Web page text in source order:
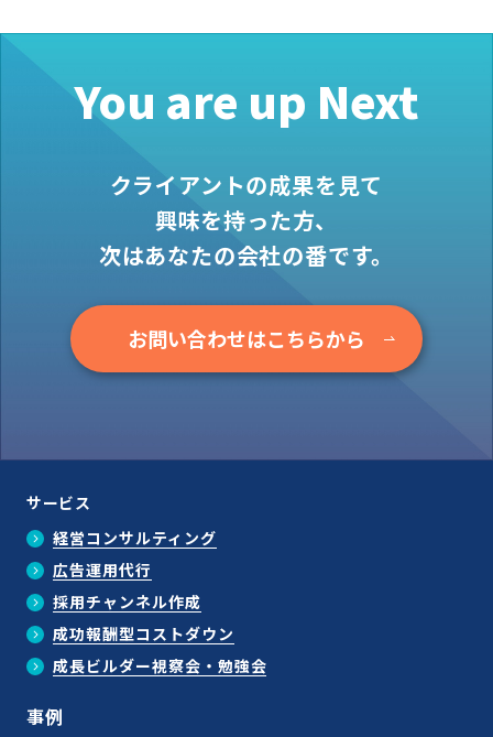
会社概要
お問い合わせ
資料ダウンロード
You are up Next
クライアントの成果を見て
興味を持った方、
次はあなたの会社の番です。
お問い合わせはこちらから
サービス
経営コンサルティング
広告運用代行
採用チャンネル作成
成功報酬型コストダウン
成長ビルダー視察会・勉強会
事例